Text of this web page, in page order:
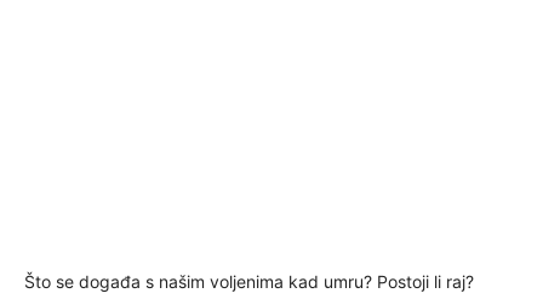
Što se događa s našim voljenima kad umru? Postoji li raj?